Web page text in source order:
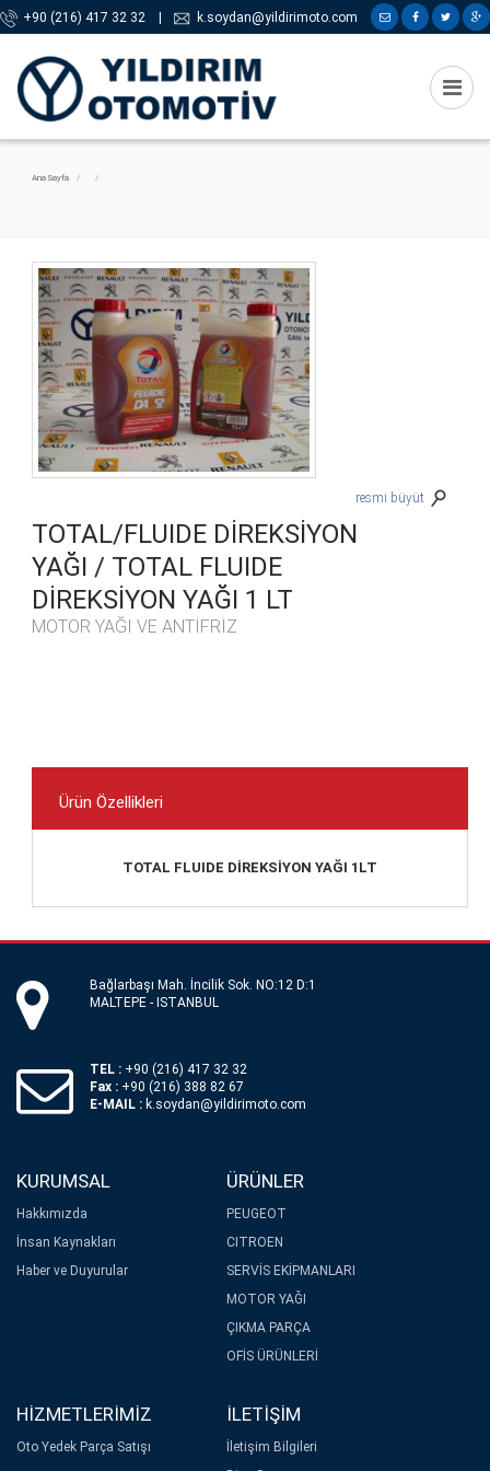
+90 (216) 417 32 32 k.soydan@yildirimoto.com
Ana Sayfa
resmi büyüt
TOTAL/FLUIDE DİREKSİYON
YAĞI / TOTAL FLUIDE
DİREKSİYON YAĞI 1 LT
MOTOR YAĞI VE ANTİFRİZ
Ürün Özellikleri
TOTAL FLUIDE DİREKSİYON YAĞI 1LT
Bağlarbaşı Mah. İncilik Sok. NO:12 D:1
MALTEPE - ISTANBUL
TEL : +90 (216) 417 32 32
Fax : +90 (216) 388 82 67
E-MAIL : k.soydan@yildirimoto.com
KURUMSAL
Hakkımızda
İnsan Kaynakları
Haber ve Duyurular
ÜRÜNLER
PEUGEOT
CITROEN
SERVİS EKİPMANLARI
MOTOR YAĞI
ÇIKMA PARÇA
OFİS ÜRÜNLERİ
HİZMETLERİMİZ
Oto Yedek Parça Satışı
İLETİŞİM
İletişim Bilgileri